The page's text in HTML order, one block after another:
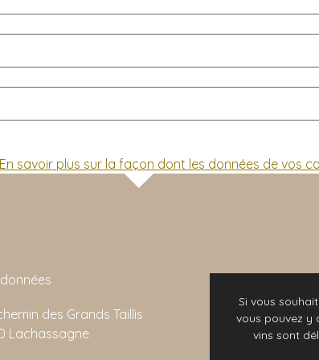
En savoir plus sur la façon dont les données de vos
des Grands Taillis
Lachassagne
recommande
Si vous
vous pouvez y
vins sont